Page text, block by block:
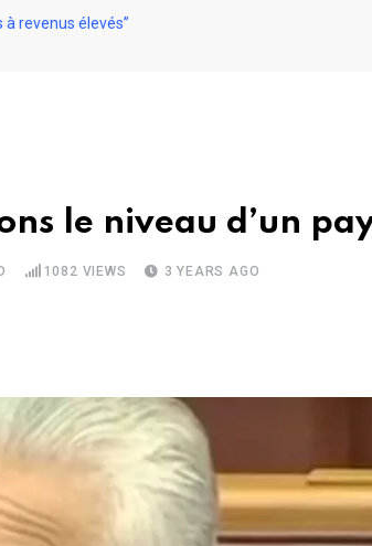
à revenus élevés”
le niveau d’un
1082 VIEWS 3 YEARS AGO